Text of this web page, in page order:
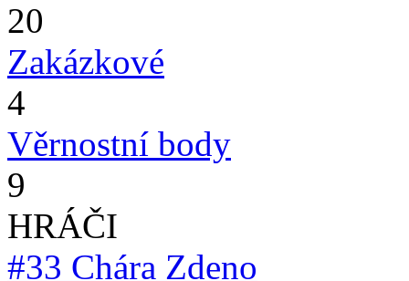
20
Zakázkové
4
Věrnostní body
9
HRÁČI
#33 Chára Zdeno